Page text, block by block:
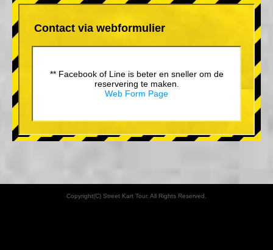
Contact via webformulier
** Facebook of Line is beter en sneller om de
reservering te maken.
Web Form Page
Copyright(C) Street Kart Tour. All Rights Reserved.